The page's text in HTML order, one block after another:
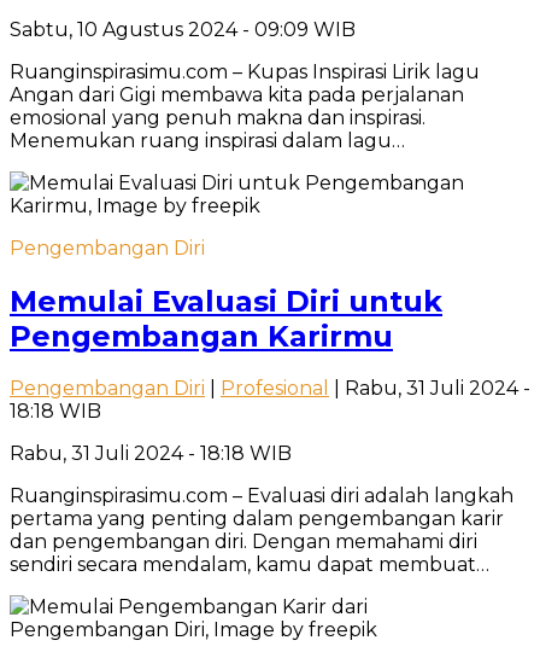
Sabtu, 10 Agustus 2024 - 09:09 WIB
Ruanginspirasimu.com – Kupas Inspirasi Lirik lagu
Angan dari Gigi membawa kita pada perjalanan
emosional yang penuh makna dan inspirasi.
Menemukan ruang inspirasi dalam lagu…
Pengembangan Diri
Memulai Evaluasi Diri untuk
Pengembangan Karirmu
Pengembangan Diri Profesional
| Rabu, 31 Juli 2024 -
18:18 WIB
Rabu, 31 Juli 2024 - 18:18 WIB
Ruanginspirasimu.com – Evaluasi diri adalah langkah
pertama yang penting dalam pengembangan karir
dan pengembangan diri. Dengan memahami diri
sendiri secara mendalam, kamu dapat membuat…